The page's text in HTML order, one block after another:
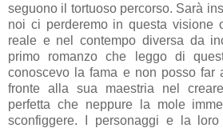
seguono il tortuoso percorso. Sarà
noi ci perderemo in questa visione
reale e nel contempo diversa da
primo romanzo che leggo di
conoscevo la fama e non posso far
fronte alla sua maestria nel
perfetta che neppure la mole
sconfiggere.
I personaggi e la